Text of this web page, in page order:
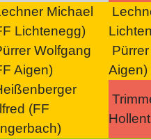
Michael
Lichtenegg)
Wolfgang
Aigen)
Aigen)
(FF